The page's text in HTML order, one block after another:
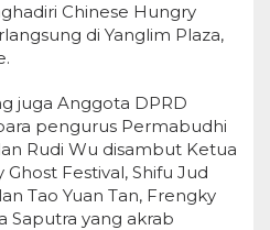
Chinese Hungry
di Yanglim Plaza,
juga Anggota DPRD
pengurus Permabudhi
Rudi Wu disambut Ketua
Festival, Shifu Jud
Tao Yuan Tan, Frengky
Saputra yang akrab